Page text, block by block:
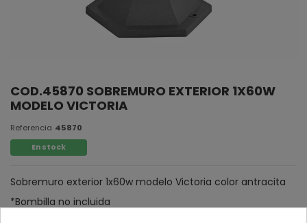
COD.45870 SOBREMURO EXTERIOR 1X60W
MODELO VICTORIA
Referencia 45870
En stock
Sobremuro exterior 1x60w modelo Victoria color antracita
*Bombilla no incluida